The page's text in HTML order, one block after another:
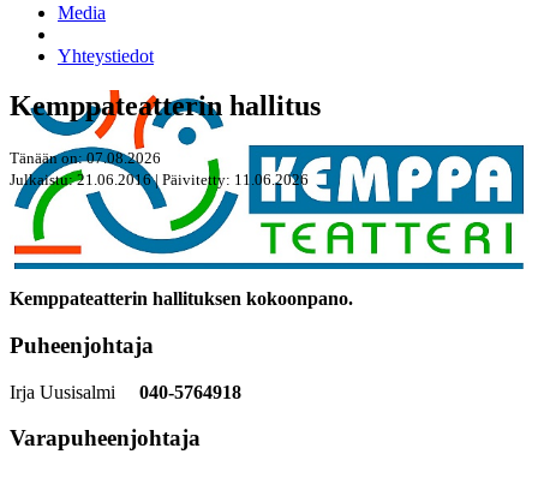
Media
Yhteystiedot
Kemppateatterin hallitus
Tänään on: 07.08.2026
Julkaistu: 21.06.2016 | Päivitetty: 11.06.2026
Kemppateatterin hallituksen kokoonpano.
Puheenjohtaja
Irja Uusisalmi 040-5764918
Varapuheenjohtaja